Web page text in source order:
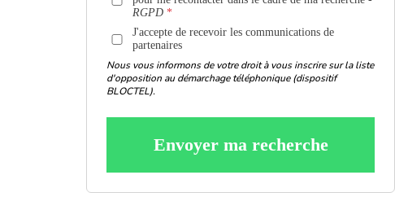
RGPD
J'accepte de recevoir les communications de
partenaires
Nous vous informons de votre droit à vous inscrire sur la liste
d'opposition au démarchage téléphonique (dispositif
BLOCTEL).
Envoyer ma recherche